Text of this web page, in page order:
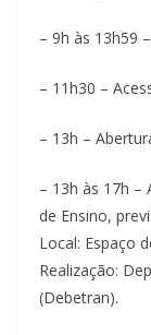
– 9h às 13h59
– 11h30 –
– 13h –
– 13h às 17h –
de Ensino,
Local: Espaço
Realização:
(Debetran).